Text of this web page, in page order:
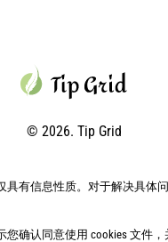
© 2026. Tip Grid
具有信息性质。对于解决具体
您确认同意使用 cookies 文件